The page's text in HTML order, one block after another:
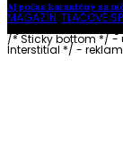
Aj počas karantény sa
MAGAZÍN TLAČOVÉ
/* Sticky bottom */ -
Interstitial */ -